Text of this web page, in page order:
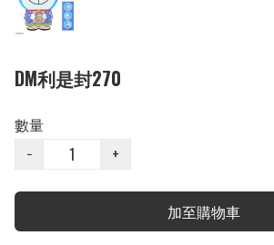
DM利是封270
數量
−
+
加至購物車